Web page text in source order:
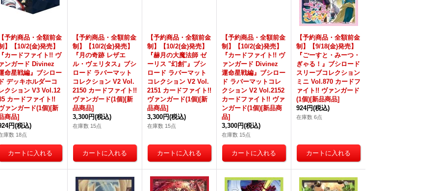
【予約商品・全額前金
】【10/2(金)発売】
『カードファイト!! ヴ
ァンガード Divinez
命星戦編』ブシロー
ド デッキホルダーコ
クション V3 Vol.12
カードファイト!!
ァンガード(1個)[新
商品]
円(税込)
庫数 18点
【予約商品・全額前金
制】【10/2(金)発売】
『月の奇跡 レザエ
ル・ヴェリタス』ブシ
ロード ラバーマット
コレクション V2 Vol.
2150 カードファイト!!
ヴァンガード(1個)[新
品商品]
3,300円(税込)
在庫数 15点
【予約商品・全額前金
制】【10/2(金)発売】
『赫月の大魔法師 ゼ
ーリス "幻創"』ブシ
ロード ラバーマット
コレクション V2 Vol.
2151 カードファイト!!
ヴァンガード(1個)[新
品商品]
3,300円(税込)
在庫数 15点
【予約商品・全額前金
制】【10/2(金)発売】
『カードファイト!! ヴ
ァンガード Divinez
運命星戦編』ブシロー
ド ラバーマットコレ
クション V2 Vol.2152
カードファイト!! ヴァ
ンガード(1個)[新品商
品]
3,300円(税込)
在庫数 15点
【予約商品・全額前金
制】【9/18(金)発売】
『ごーすと・みーつ・
ぎゃる！』ブシロード
スリーブコレクション
ミニ Vol.870 カードフ
ァイト!! ヴァンガード
(1個)[新品商品]
924円(税込)
在庫数 6点